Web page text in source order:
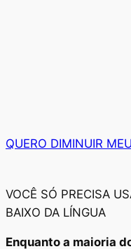
QUERO DIMINUIR
VOCÊ SÓ PRECISA
BAIXO DA LÍNGUA
Enquanto a maioria